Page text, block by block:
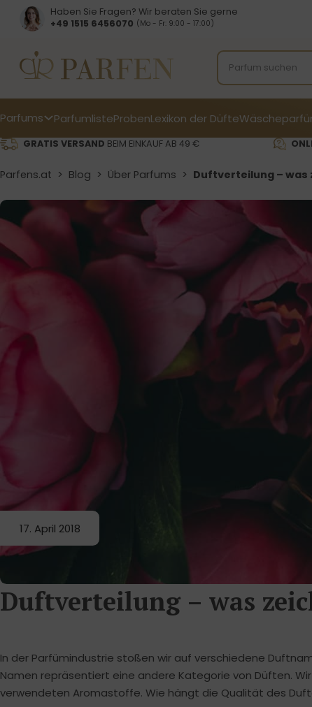
Haben Sie Fragen? Wir beraten Sie gerne
+49 1515 6456070 (Mo - Fr: 9:00 - 17:00)
Parfums ParfumlisteProbenLexikon der Düfte
GRATIS VERSAND BEIM EINKAUF AB 49 €
Parfens.at > Blog > Über Parfums > Duftverteilung – was
17. April 2018
Duftverteilung – was
In der Parfümindustrie stoßen wir auf verschiedene
Namen repräsentiert eine andere Kategorie von Düften.
verwendeten Aromastoffe. Wie hängt die Qualität des